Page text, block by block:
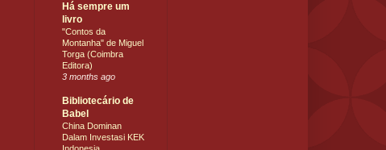
Há sempre um
livro
"Contos da
Montanha" de Miguel
Torga (Coimbra
Editora)
3 months ago
Bibliotecário de
Babel
China Dominan
Dalam Investasi KEK